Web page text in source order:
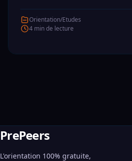
Orientation/Etudes
4 min de lecture
PrePeers
L'orientation 100% gratuite,